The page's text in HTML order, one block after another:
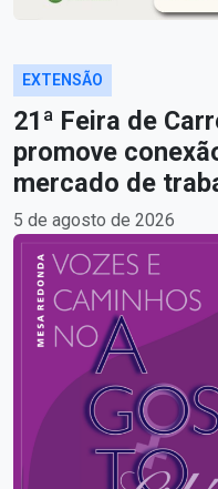
EXTENSÃO
21ª Feira de
promove
mercado de
5 de agosto de 2026